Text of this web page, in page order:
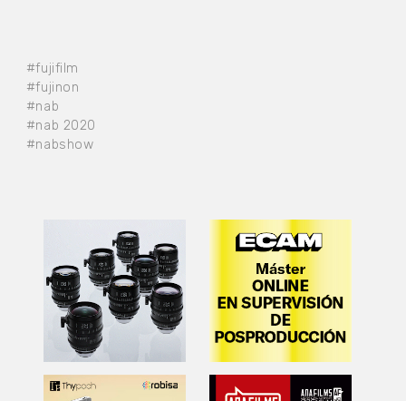
#fujifilm
#fujinon
#nab
#nab 2020
#nabshow